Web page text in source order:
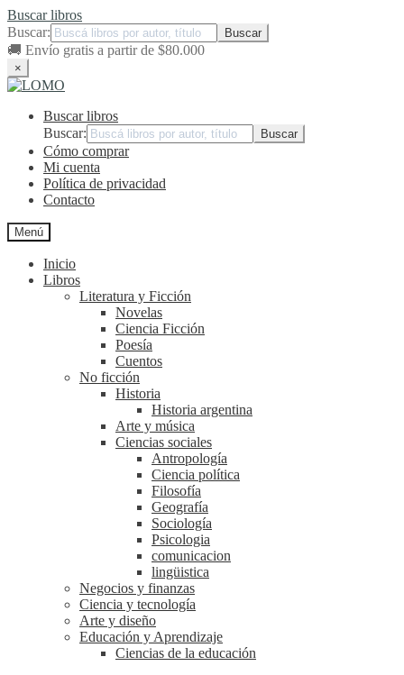
Buscar libros
Buscar:
🚚 Envío gratis a partir de $80.000
×
Ir
navegación
Ir
contenidoBuscar libros
Buscar:
Cómo comprar
Mi cuenta
Política de privacidad
Contacto
Menú
Inicio
Libros
Literatura y Ficción
Novelas
Ciencia Ficción
Poesía
Cuentos
No ficción
Historia
Historia argentina
Arte y música
Ciencias sociales
Antropología
Ciencia política
Filosofía
Geografía
Sociología
Psicologia
comunicacion
lingüistica
Negocios y finanzas
Ciencia y tecnología
Arte y diseño
Educación y Aprendizaje
Ciencias de la educación